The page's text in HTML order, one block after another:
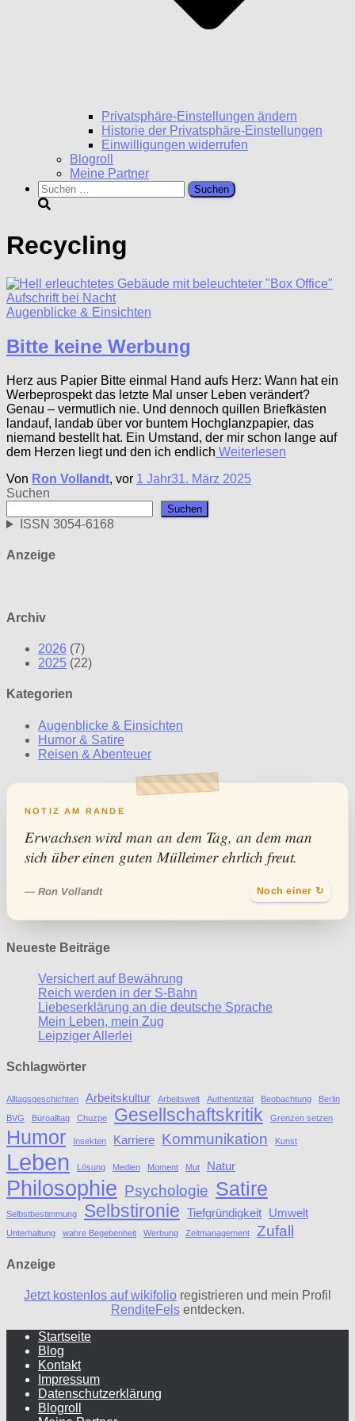
Privatsphäre-Einstellungen ändern
Historie der Privatsphäre-Einstellungen
Einwilligungen widerrufen
Blogroll
Meine Partner
Suchen
nach:
Recycling
Augenblicke & Einsichten
Bitte keine Werbung
Herz aus Papier Bitte einmal Hand aufs Herz: Wann hat ein
Werbeprospekt das letzte Mal unser Leben verändert?
Genau – vermutlich nie. Und dennoch quillen Briefkästen
landauf, landab über vor buntem Hochglanzpapier, das
niemand bestellt hat. Ein Umstand, der mir schon lange auf
dem Herzen liegt und den ich endlich Weiterlesen
Von Ron Vollandt, vor 1 Jahr31. März 2025
Suchen
Suchen
ISSN 3054-6168
Anzeige
Archiv
2026 (7)
2025 (22)
Kategorien
Augenblicke & Einsichten
Humor & Satire
Reisen & Abenteuer
NOTIZ AM RANDE
Erwachsen wird man an dem Tag, an dem man
sich über einen guten Mülleimer ehrlich freut.
— Ron Vollandt Noch einer ↻
Neueste Beiträge
Versichert auf Bewährung
Reich werden in der S-Bahn
Liebeserklärung an die deutsche Sprache
Mein Leben, mein Zug
Leipziger Allerlei
Schlagwörter
Alltagsgeschichten Arbeitskultur Arbeitswelt Authentizität Beobachtung
Berlin
BVG
Büroalltag Chuzpe Gesellschaftskritik Grenzen setzen
Humor Insekten Karriere Kommunikation Kunst
Leben Lösung Medien Moment Mut Natur
Philosophie Psychologie Satire
Selbstbestimmung Selbstironie Tiefgründigkeit Umwelt
Unterhaltung wahre Begebenheit Werbung Zeitmanagement Zufall
Anzeige
Jetzt kostenlos auf wikifolio registrieren und mein Profil
RenditeFelsentdecken.
Startseite
Blog
Kontakt
Impressum
Datenschutzerklärung
Blogroll